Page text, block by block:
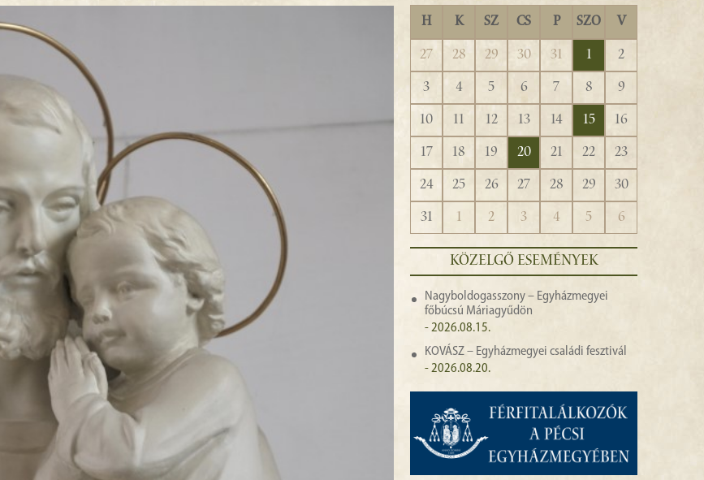
H K SZ CS P SZO V
27 28 29 30 31 1
2
3
4 5 6 7 8
9
10
11 12 13 14 15
16
17
18 19 20 21 22
23
24
25 26 27 28 29
30
31
1 2 3 4 5 6
KÖZELGŐ ESEMÉNYEK
Nagyboldogasszony – Egyházmegyei
főbúcsú Máriagyűdön
- 2026.08.15.
KOVÁSZ – Egyházmegyei családi fesztivál
- 2026.08.20.